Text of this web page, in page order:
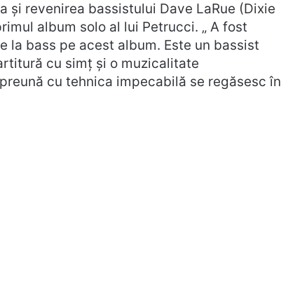
și revenirea bassistului Dave LaRue (Dixie
album solo al lui Petrucci. „ A fost
la bass pe acest album. Este un bassist
cu simț și o muzicalitate
cu tehnica impecabilă se regăsesc în